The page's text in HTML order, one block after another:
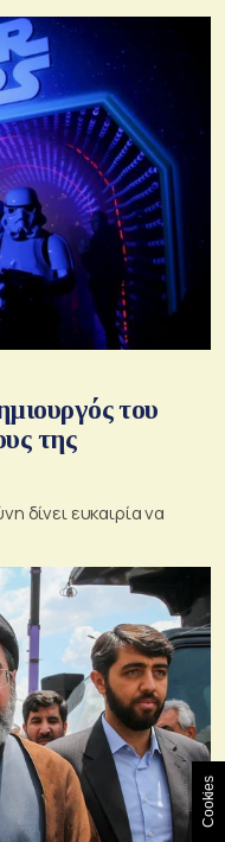
του
της
δίνει ευκαιρία να
Cookies